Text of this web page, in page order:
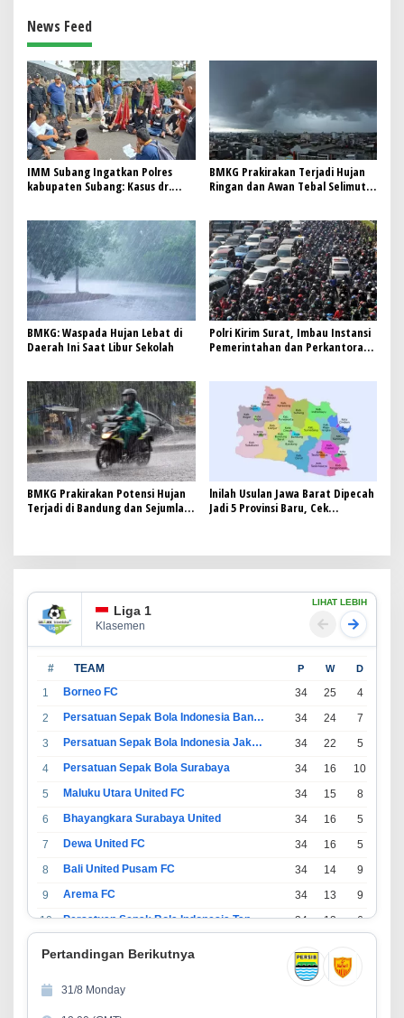
News Feed
IMM Subang Ingatkan Polres
kabupaten Subang: Kasus dr.
yang di laporkan Heri sopandi
kepala dinas pendidikan
kabupaten Subang Bukan Urusan
Personal—Ini Menyangkut
Integritas Penyelenggara
Negara
BMKG Prakirakan Terjadi Hujan
Ringan dan Awan Tebal Selimuti
BMKG: Waspada Hujan Lebat di
Daerah Ini Saat Libur Sekolah
Polri Kirim Surat, Imbau Instansi
Pemerintahan dan Perkantoran
BMKG Prakirakan Potensi Hujan
Terjadi di Bandung dan Sejumlah
lnilah Usulan Jawa Barat Dipecah
Jadi 5 Provinsi Baru, Cek
Liga 1
Klasemen
LIHAT LEBIH
# TEAM P W D
1 Borneo FC 34 25 4
2
Persatuan Sepak Bola Indonesia Bandung 34 24 7
3
Persatuan Sepak Bola Indonesia Jakarta 34 22 5
4
Persatuan Sepak Bola Surabaya 34 16 10
5
Maluku Utara United FC 34 15 8
6
Bhayangkara Surabaya United 34 16 5
7
Dewa United FC 34 16 5
8
Bali United Pusam FC 34 14 9
9
Arema FC 34 13 9
10
Persatuan Sepak Bola Indonesia Tangerang 34 13 6
34 11
13
Pertandingan Berikutnya
31/8 Monday